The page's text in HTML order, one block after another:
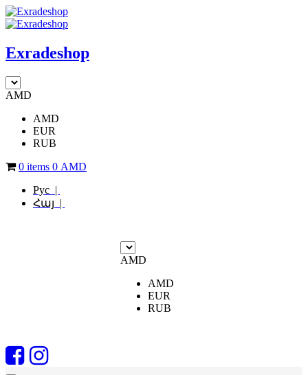
Exradeshop
AMD
AMD
EUR
RUB
0 items 0 AMD
Рус |
Հայ |
AMD
AMD
EUR
RUB